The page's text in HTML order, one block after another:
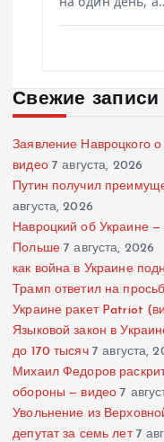
Свежие записи
Заявление Навроцкого
видео 7 августа, 2026
Путин получил
августа, 2026
Навроцкий об Украине
Польше 7 августа, 2026
как война в Украине
Трамп ответил на
Украине ракет Patriot
Языковой закон в
до 170 тысяч 7 августа,
Михаил Федоров
обороны — видео 7
Увольнение из
депутат за семь лет 7